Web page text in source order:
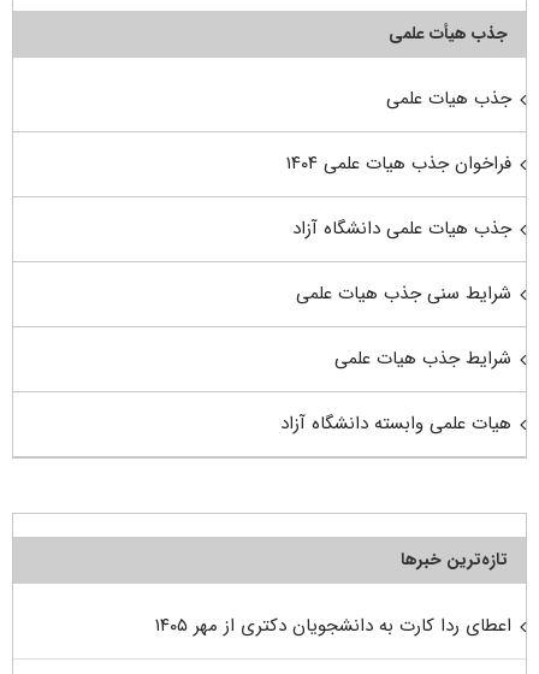
جذب هیأت علمی
جذب هیات علمی
فراخوان جذب هیات علمی ۱۴۰۴
جذب هیات علمی دانشگاه آزاد
شرایط سنی جذب هیات علمی
شرایط جذب هیات علمی
هیات علمی وابسته دانشگاه آزاد
تازه‌ترین خبرها
اعطای ردا کارت به دانشجویان دکتری از مهر ۱۴۰۵